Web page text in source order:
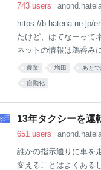
743 users
https://b.hatena.ne.jp/
たけど、はてなーって
ネットの情報は鵜呑み
ローンの利用が考え
だけど実情はなかなか
なると100万とかにな
とかの単位で買えば良
農業 増田 あと
自動化
13年タクシーを運
651 users
誰かの指示通りに車を
変えることはよくある